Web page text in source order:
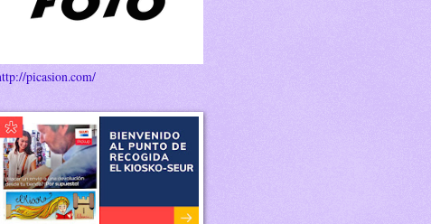
picasion.com/